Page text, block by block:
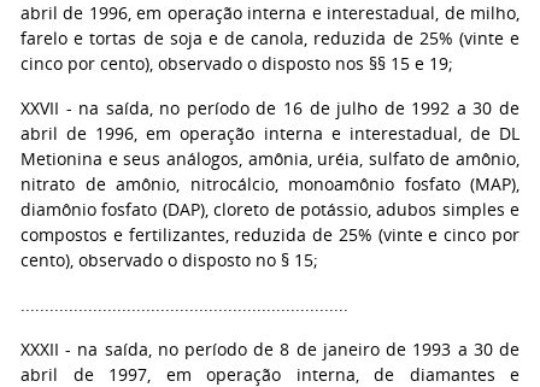
abril de 1996, em operação interna e interestadual, de milho,
farelo e tortas de soja e de canola, reduzida de 25% (vinte e
cinco por cento), observado o disposto nos §§ 15 e 19;
XXVII - na saída, no período de 16 de julho de 1992 a 30 de
abril de 1996, em operação interna e interestadual, de DL
Metionina e seus análogos, amônia, uréia, sulfato de amônio,
nitrato de amônio, nitrocálcio, monoamônio fosfato (MAP),
diamônio fosfato (DAP), cloreto de potássio, adubos simples e
compostos e fertilizantes, reduzida de 25% (vinte e cinco por
cento), observado o disposto no § 15;
....................................................................
XXXII - na saída, no período de 8 de janeiro de 1993 a 30 de
abril de 1997, em operação interna, de diamantes e